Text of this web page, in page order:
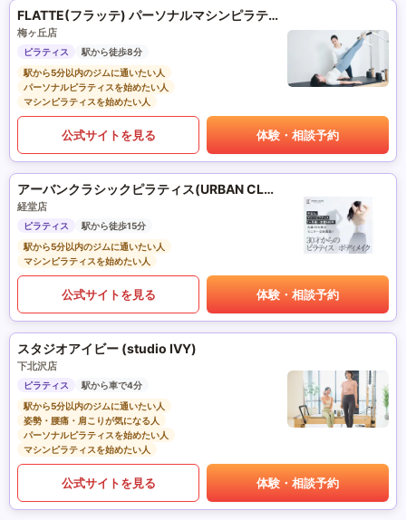
FLATTE(フラッテ) パーソナルマシンピラティス
梅ヶ丘店
ピラティス
駅から徒歩8分
駅から5分以内のジムに通いたい人
パーソナルピラティスを始めたい人
マシンピラティスを始めたい人
公式サイトを見る 体験・相談予約
アーバンクラシックピラティス(URBAN CLASSIC PILATES)
経堂店
ピラティス
駅から徒歩15分
駅から5分以内のジムに通いたい人
マシンピラティスを始めたい人
公式サイトを見る 体験・相談予約
スタジオアイビー (studio IVY)
下北沢店
ピラティス
駅から車で4分
駅から5分以内のジムに通いたい人
姿勢・腰痛・肩こりが気になる人
パーソナルピラティスを始めたい人
マシンピラティスを始めたい人
公式サイトを見る 体験・相談予約